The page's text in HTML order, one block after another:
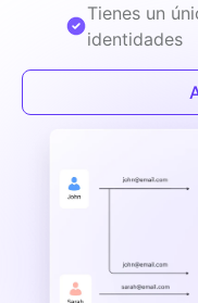
Tienes un
identidades